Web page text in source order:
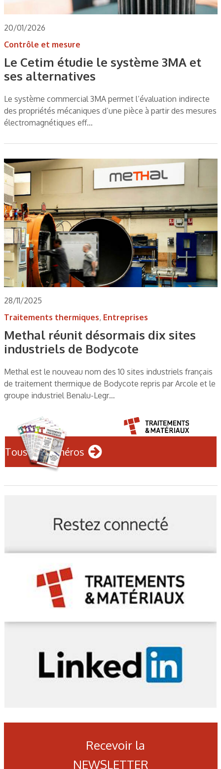
20/01/2026
Contrôle et mesure
Le Cetim étudie le système 3MA et
ses alternatives
Le système commercial 3MA permet l’évaluation indirecte
des propriétés mécaniques d’une pièce à partir des mesures
électromagnétiques eff…
28/11/2025
Traitements thermiques, Entreprises
Methal réunit désormais dix sites
industriels de Bodycote
Methal est le nouveau nom des 10 sites industriels français
de traitement thermique de Bodycote repris par Arcole et le
groupe industriel Benalu-Legr…
Tous les numéros
Recevoir la
NEWSLETTER